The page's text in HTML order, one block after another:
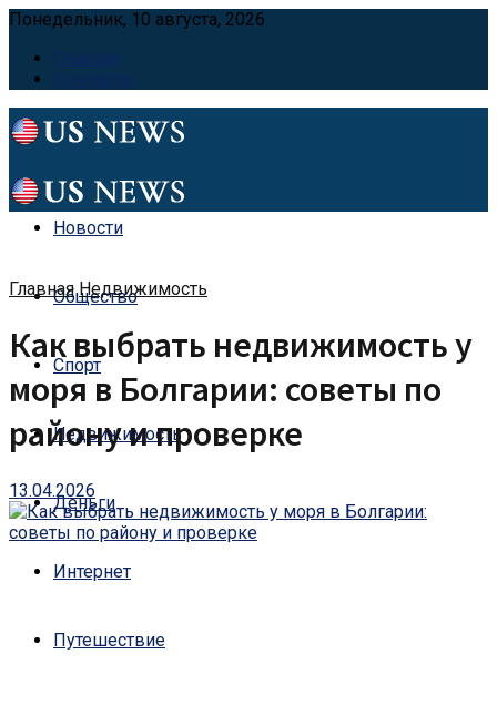
Понедельник, 10 августа, 2026
Главная
Контакты
Новости
Общество
Спорт
Недвижимость
Деньги
Интернет
Путешествие
Главная Недвижимость
Как выбрать недвижимость у
моря в Болгарии: советы по
району и проверке
13.04.2026